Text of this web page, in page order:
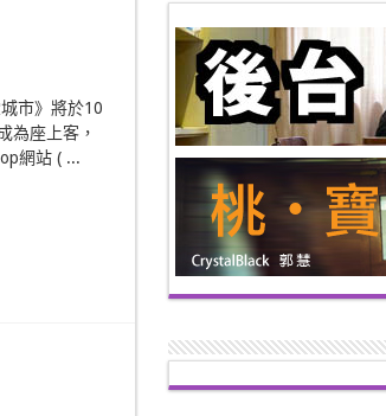
市》將於10
為座上客，
網站 ( ...